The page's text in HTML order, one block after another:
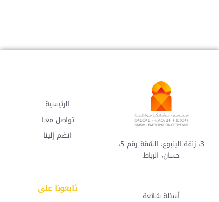
3، زنقة الينبوع، الشقة رقم 5،
حسان، الرباط
الرئيسية
تواصل معنا
انضم إلينا
أسئلة شائعة
تابعونا على